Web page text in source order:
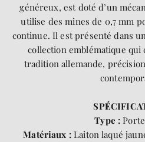
généreux, est doté d’un
utilise des mines de 0,7 mm
continue. Il est présenté dans
collection emblématique qui
tradition allemande,
SPÉ
Type :
Matériaux :Laiton laqué